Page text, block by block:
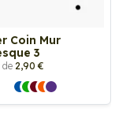
Coin Mur
3
2,90 €